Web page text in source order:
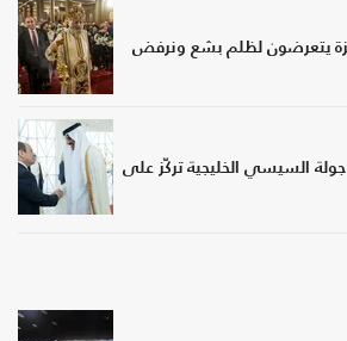
يتعرضون لظلم بشع ونرفض
السيسي الخليجية تركّز على